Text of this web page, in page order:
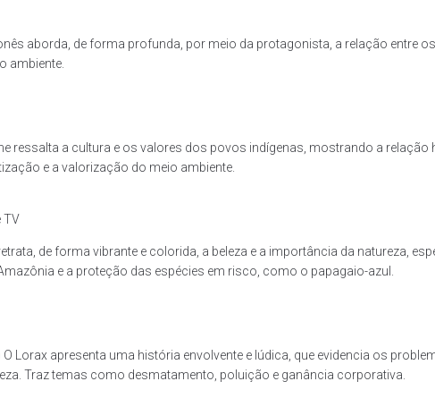
aborda, de forma profunda, por meio da protagonista, a relação entre
ambiente.
ressalta a cultura e os valores dos povos indígenas, mostrando a
e a valorização do meio ambiente.
TV
de forma vibrante e colorida, a beleza e a importância da natureza,
e a proteção das espécies em risco, como o papagaio-azul.
O Lorax apresenta uma história envolvente e lúdica, que evidencia os
Traz temas como desmatamento, poluição e ganância corporativa.